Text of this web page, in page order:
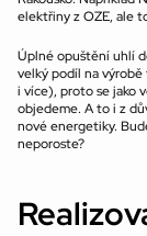
elektřiny z OZE, ale
Úplné opuštění uhlí
velký podíl na výrobě
i více), proto se jako
objedeme. A to i z
nové energetiky.
neporoste?